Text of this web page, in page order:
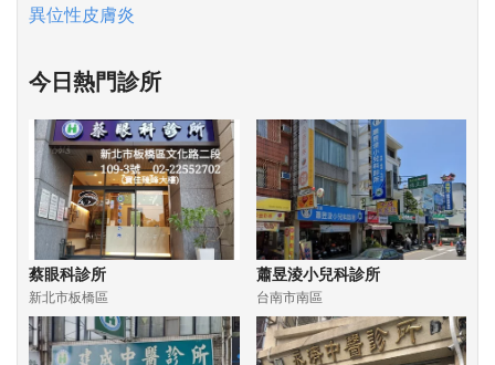
異位性皮膚炎
今日熱門診所
蔡眼科診所
新北市板橋區
蕭昱淩小兒科診所
台南市南區